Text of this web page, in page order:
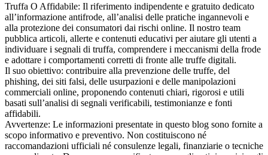
Truffa O Affidabile: Il riferimento indipendente e gratuito dedicato
all’informazione antifrode, all’analisi delle pratiche ingannevoli e
alla protezione dei consumatori dai rischi online. Il nostro team
pubblica articoli, allerte e contenuti educativi per aiutare gli utenti a
individuare i segnali di truffa, comprendere i meccanismi della frode
e adottare i comportamenti corretti di fronte alle truffe digitali.
Il suo obiettivo: contribuire alla prevenzione delle truffe, del
phishing, dei siti falsi, delle usurpazioni e delle manipolazioni
commerciali online, proponendo contenuti chiari, rigorosi e utili
basati sull’analisi di segnali verificabili, testimonianze e fonti
affidabili.
Avvertenze: Le informazioni presentate in questo blog sono fornite a
scopo informativo e preventivo. Non costituiscono né
raccomandazioni ufficiali né consulenze legali, finanziarie o tecniche